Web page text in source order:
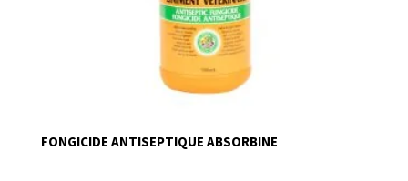
FONGICIDE ANTISEPTIQUE ABSORBINE